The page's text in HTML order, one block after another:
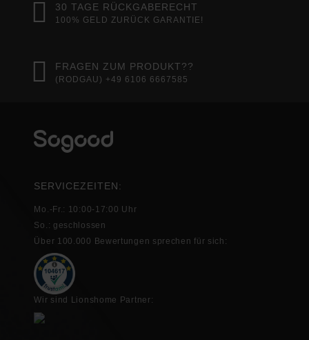
30 TAGE RÜCKGABERECHT
100% GELD ZURÜCK GARANTIE!
FRAGEN ZUM PRODUKT??
(RODGAU) +49 6106 6667585
SERVICEZEITEN:
Mo.-Fr.: 10:00-17:00 Uhr
So.: geschlossen
Über 100.000 Bewertungen sprechen für sich:
Wir sind Lionshome Partner: